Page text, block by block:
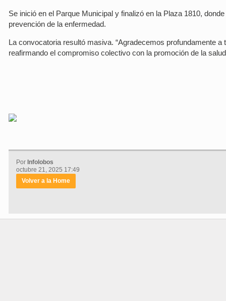
Se inició en el Parque Municipal y finalizó en la Plaza 1810,
prevención de la enfermedad.
La convocatoria resultó masiva. “Agradecemos profundamente
reafirmando el compromiso colectivo con la promoción de la
Por Infolobos
octubre 21, 2025 17:49
Volver a la Home